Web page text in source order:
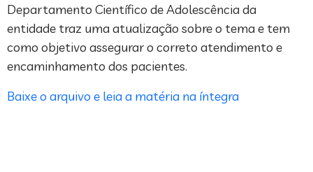
Departamento Científico de Adolescência da
entidade traz uma atualização sobre o tema e tem
como objetivo assegurar o correto atendimento e
encaminhamento dos pacientes.
Baixe o arquivo e leia a matéria na íntegra